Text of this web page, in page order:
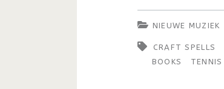
NIEUWE MUZIEK
CRAFT SPELLS
BOOKS
TENNIS